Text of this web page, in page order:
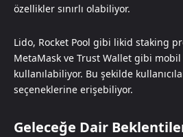
özellikler sınırlı olabiliyor.
Lido, Rocket Pool gibi likid staking
MetaMask ve Trust Wallet gibi mobil
kullanılabiliyor. Bu şekilde
seçeneklerine erişebiliyor.
Geleceğe Dair